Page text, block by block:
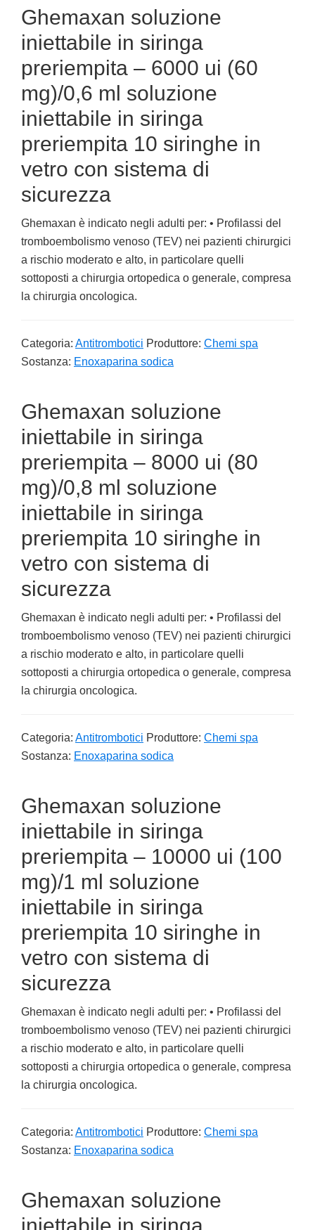
Ghemaxan soluzione
iniettabile in siringa
preriempita – 6000 ui (60
mg)/0,6 ml soluzione
iniettabile in siringa
preriempita 10 siringhe in
vetro con sistema di
sicurezza
Ghemaxan è indicato negli adulti per: • Profilassi del
tromboembolismo venoso (TEV) nei pazienti chirurgici
a rischio moderato e alto, in particolare quelli
sottoposti a chirurgia ortopedica o generale, compresa
la chirurgia oncologica.
Categoria: Antitrombotici Produttore: Chemi spa
Sostanza: Enoxaparina sodica
Ghemaxan soluzione
iniettabile in siringa
preriempita – 8000 ui (80
mg)/0,8 ml soluzione
iniettabile in siringa
preriempita 10 siringhe in
vetro con sistema di
sicurezza
Ghemaxan è indicato negli adulti per: • Profilassi del
tromboembolismo venoso (TEV) nei pazienti chirurgici
a rischio moderato e alto, in particolare quelli
sottoposti a chirurgia ortopedica o generale, compresa
la chirurgia oncologica.
Categoria: Antitrombotici Produttore: Chemi spa
Sostanza: Enoxaparina sodica
Ghemaxan soluzione
iniettabile in siringa
preriempita – 10000 ui (100
mg)/1 ml soluzione
iniettabile in siringa
preriempita 10 siringhe in
vetro con sistema di
sicurezza
Ghemaxan è indicato negli adulti per: • Profilassi del
tromboembolismo venoso (TEV) nei pazienti chirurgici
a rischio moderato e alto, in particolare quelli
sottoposti a chirurgia ortopedica o generale, compresa
la chirurgia oncologica.
Categoria: Antitrombotici Produttore: Chemi spa
Sostanza: Enoxaparina sodica
Ghemaxan soluzione